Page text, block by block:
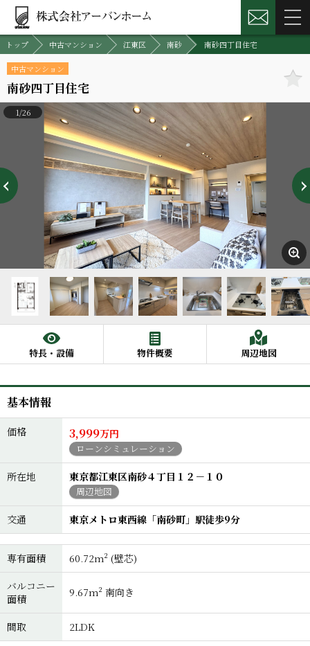
トップ 中古マンション 江東区 南砂 南砂四丁目住宅
中古マンション
南砂四丁目住宅
1/26
特長・設備 物件概要 周辺地図
基本情報
価格 3,999万円
ローンシミュレーション
所在地 東京都江東区南砂４丁目１２－１０
周辺地図
交通 東京メトロ東西線「南砂町」駅徒歩9分
専有面積
60.72m² (壁芯)
バルコニー
面積
9.67m² 南向き
間取 2LDK